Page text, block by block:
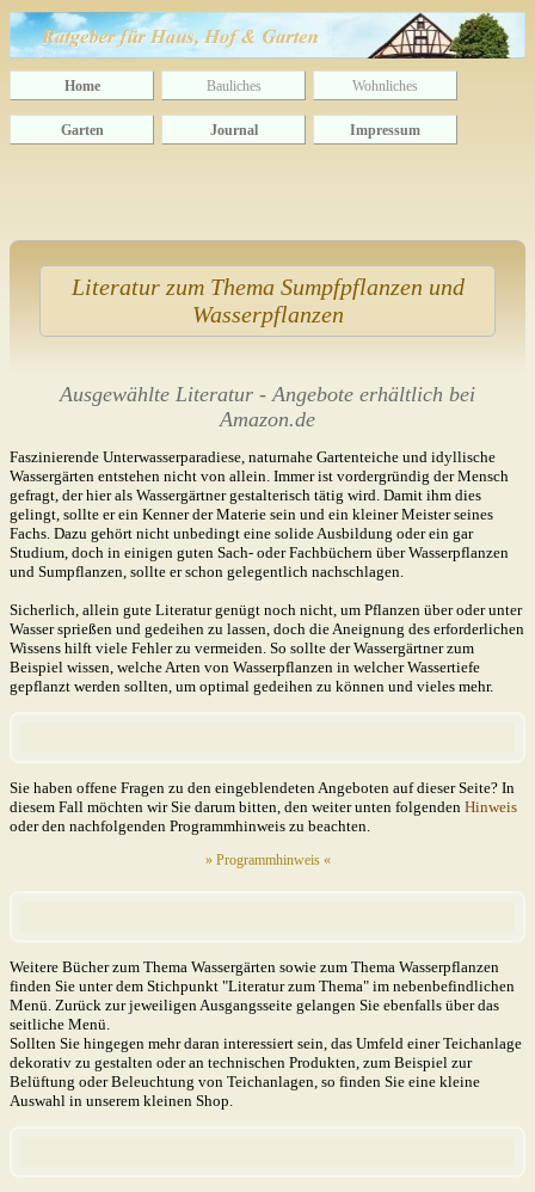
Home Bauliches Wohnliches
Garten Journal Impressum
Literatur zum Thema Sumpfpflanzen und
Wasserpflanzen
Ausgewählte Literatur - Angebote erhältlich bei
Amazon.de
Faszinierende Unterwasserparadiese, naturnahe Gartenteiche und idyllische
Wasser­gärten ent­stehen nicht von allein. Immer ist vorder­gründig der Mensch
gefragt, der hier als Wasser­gärtner gestalterisch tätig wird. Damit ihm dies
gelingt, sollte er ein Kenner der Materie sein und ein kleiner Meister seines
Fachs. Dazu gehört nicht unbedingt eine solide Ausbildung oder ein gar
Studium, doch in einigen guten Sach- oder Fachbüchern über Wasserpflanzen
und Sumpflanzen, sollte er schon gelegentlich nachschlagen.
Sicherlich, allein gute Literatur genügt noch nicht, um Pflanzen über oder unter
Wasser sprießen und gedeihen zu lassen, doch die Aneig­nung des erforderlichen
Wissens hilft viele Fehler zu vermeiden. So sollte der Wasser­gärtner zum
Beispiel wissen, welche Arten von Wasserpflanzen in welcher Wassertiefe
gepflanzt werden sollten, um optimal gedeihen zu können und vieles mehr.
Sie haben offene Fragen zu den eingeblendeten Angeboten auf dieser Seite? In
diesem Fall möchten wir Sie darum bitten, den weiter unten folgenden Hinweis
oder den nach­folgen­den Programm­hinweis zu beachten.
» Programmhinweis «
Weitere Bücher zum Thema Wassergärten sowie zum Thema Wasser­pflanzen
finden Sie unter dem Stichpunkt "Literatur zum Thema" im nebenbefindlichen
Menü. Zurück zur jeweiligen Aus­gangs­seite gelangen Sie ebenfalls über das
seitliche Menü.
Sollten Sie hingegen mehr daran interessiert sein, das Umfeld einer Teich­anlage
dekorativ zu gestalten oder an technischen Produkten, zum Beispiel zur
Belüftung oder Beleuchtung von Teichanlagen, so finden Sie eine kleine
Auswahl in unserem kleinen Shop.